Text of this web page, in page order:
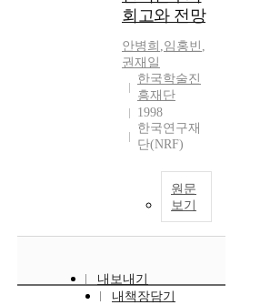
회고와 전망
안병희 ,임홍빈 ,
권재일
한국학술진
흥재단
1998
한국연구재
단(NRF)
원문
보기
내보내기
내책장담기